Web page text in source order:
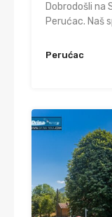
Dobrodošli na
Perućac. Naš
Perućac